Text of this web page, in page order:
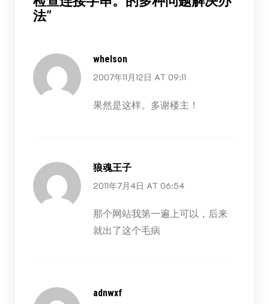
法”
whelson
2007年11月12日 AT 09:11
果然是这样。多谢楼主！
狼魂王子
2011年7月4日 AT 06:54
那个网站我第一遍上可以，后来
就出了这个毛病
adnwxf